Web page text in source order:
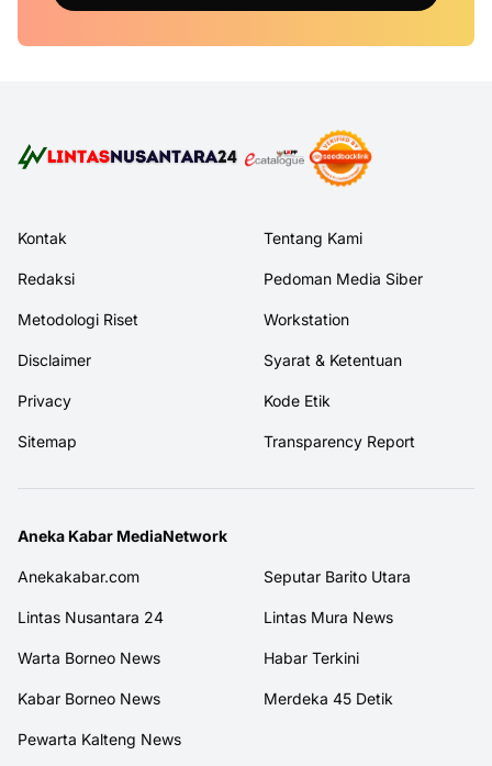
Kontak Tentang Kami
Redaksi Pedoman Media Siber
Metodologi Riset Workstation
Disclaimer Syarat & Ketentuan
Privacy Kode Etik
Sitemap Transparency Report
Aneka Kabar MediaNetwork
Anekakabar.com Seputar Barito Utara
Lintas Nusantara 24 Lintas Mura News
Warta Borneo News Habar Terkini
Kabar Borneo News Merdeka 45 Detik
Pewarta Kalteng News